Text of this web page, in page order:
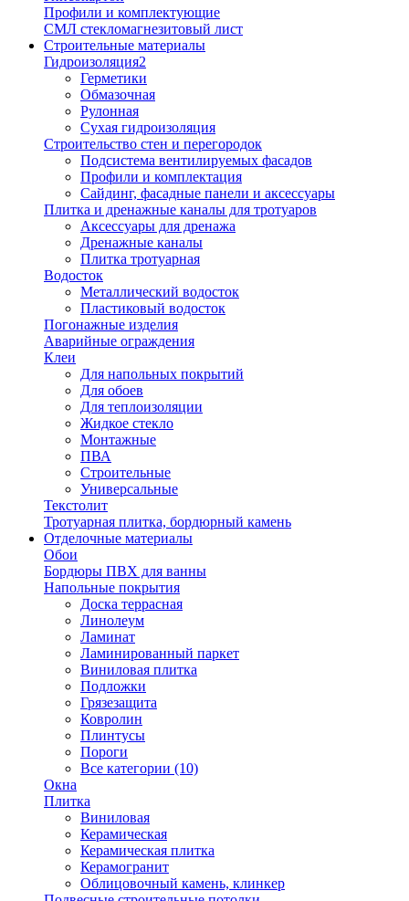
Профили и комплектующие
СМЛ стекломагнезитовый лист
Строительные материалы
Гидроизоляция2
Герметики
Обмазочная
Рулонная
Сухая гидроизоляция
Строительство стен и перегородок
Подсистема вентилируемых фасадов
Профили и комплектация
Сайдинг, фасадные панели и аксессуары
Плитка и дренажные каналы для тротуаров
Аксессуары для дренажа
Дренажные каналы
Плитка тротуарная
Водосток
Металлический водосток
Пластиковый водосток
Погонажные изделия
Аварийные ограждения
Клеи
Для напольных покрытий
Для обоев
Для теплоизоляции
Жидкое стекло
Монтажные
ПВА
Строительные
Универсальные
Текстолит
Тротуарная плитка, бордюрный камень
Отделочные материалы
Обои
Бордюры ПВХ для ванны
Напольные покрытия
Доска террасная
Линолеум
Ламинат
Ламинированный паркет
Виниловая плитка
Подложки
Грязезащита
Ковролин
Плинтусы
Пороги
Все категории (10)
Окна
Плитка
Виниловая
Керамическая
Керамическая плитка
Керамогранит
Облицовочный камень, клинкер